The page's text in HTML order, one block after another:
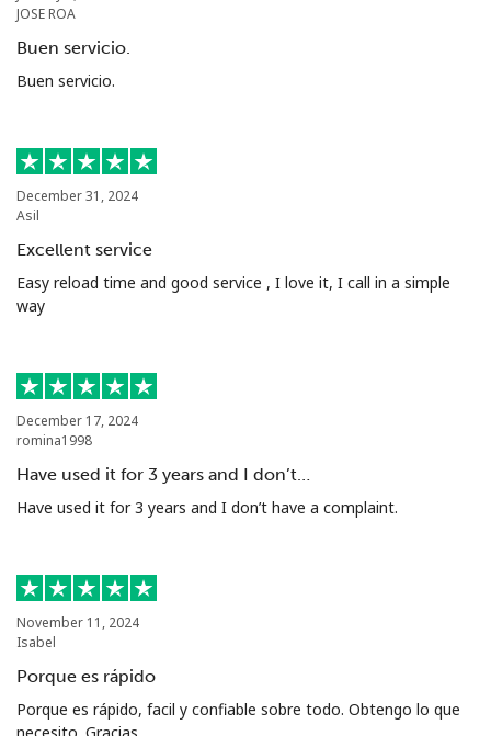
JOSE ROA
Buen servicio.
Buen servicio.
December 31, 2024
Asil
Excellent service
Easy reload time and good service , I love it, I call in a simple
way
December 17, 2024
romina1998
Have used it for 3 years and I don’t…
Have used it for 3 years and I don’t have a complaint.
November 11, 2024
Isabel
Porque es rápido
Porque es rápido, facil y confiable sobre todo. Obtengo lo que